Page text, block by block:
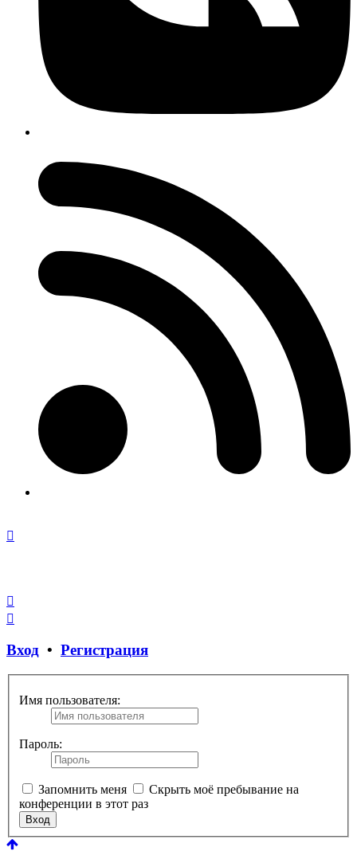
Вход • Регистрация
Имя пользователя:
Пароль:
Запомнить меня
Скрыть моё пребывание на
конференции в этот раз